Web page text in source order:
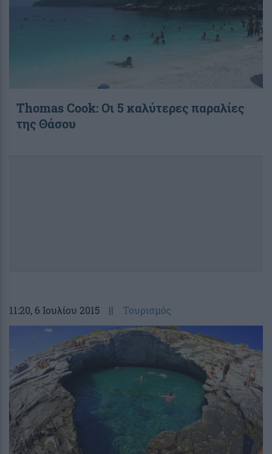
Thomas Cook: Οι 5 καλύτερες παραλίες
της Θάσου
11:20, 6 Ιουλίου 2015 || Τουρισμός